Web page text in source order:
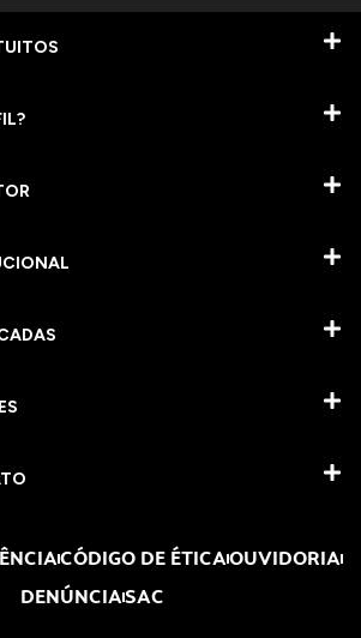
CÓDIGO DE ÉTICAOUVIDORIA
DENÚNCIASAC